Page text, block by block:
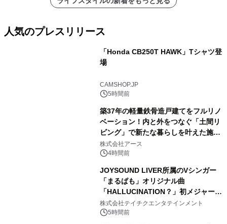
人気のプレスリリース
「Honda CB250T HAWK」Tシャツ登
場
CAMSHOP.JP
5時間前
築37年の軽量鉄骨造戸建てをフルリノ
ベーション！内と外をつなぐ「土間リ
ビング」で新たな暮らしを叶えた施工
事例を株式会社アースが公開
株式会社アース
4時間前
JOYSOUND LIVER所属のVシンガー
「まるぱも」オリジナル曲
「HALLUCINATION？」初メジャー配
信リリース決定！
株式会社テイチクエンタテインメント
5時間前